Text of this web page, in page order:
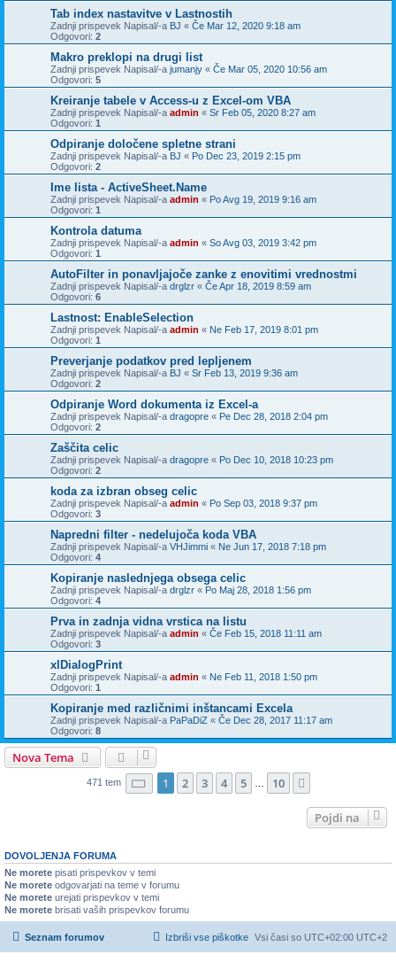
Tab index nastavitve v Lastnostih
Zadnji prispevek Napisal/-a BJ « Če Mar 12, 2020 9:18 am
Odgovori: 2
Makro preklopi na drugi list
Zadnji prispevek Napisal/-a jumanjy « Če Mar 05, 2020 10:56 am
Odgovori: 5
Kreiranje tabele v Access-u z Excel-om VBA
Zadnji prispevek Napisal/-a admin « Sr Feb 05, 2020 8:27 am
Odgovori: 1
Odpiranje določene spletne strani
Zadnji prispevek Napisal/-a BJ « Po Dec 23, 2019 2:15 pm
Odgovori: 2
Ime lista - ActiveSheet.Name
Zadnji prispevek Napisal/-a admin « Po Avg 19, 2019 9:16 am
Odgovori: 1
Kontrola datuma
Zadnji prispevek Napisal/-a admin « So Avg 03, 2019 3:42 pm
Odgovori: 1
AutoFilter in ponavljajoče zanke z enovitimi vrednostmi
Zadnji prispevek Napisal/-a drglzr « Če Apr 18, 2019 8:59 am
Odgovori: 6
Lastnost: EnableSelection
Zadnji prispevek Napisal/-a admin « Ne Feb 17, 2019 8:01 pm
Odgovori: 1
Preverjanje podatkov pred lepljenem
Zadnji prispevek Napisal/-a BJ « Sr Feb 13, 2019 9:36 am
Odgovori: 2
Odpiranje Word dokumenta iz Excel-a
Zadnji prispevek Napisal/-a dragopre « Pe Dec 28, 2018 2:04 pm
Odgovori: 2
Zaščita celic
Zadnji prispevek Napisal/-a dragopre « Po Dec 10, 2018 10:23 pm
Odgovori: 2
koda za izbran obseg celic
Zadnji prispevek Napisal/-a admin « Po Sep 03, 2018 9:37 pm
Odgovori: 3
Napredni filter - nedelujoča koda VBA
Zadnji prispevek Napisal/-a VHJimmi « Ne Jun 17, 2018 7:18 pm
Odgovori: 4
Kopiranje naslednjega obsega celic
Zadnji prispevek Napisal/-a drglzr « Po Maj 28, 2018 1:56 pm
Odgovori: 4
Prva in zadnja vidna vrstica na listu
Zadnji prispevek Napisal/-a admin « Če Feb 15, 2018 11:11 am
Odgovori: 3
xlDialogPrint
Zadnji prispevek Napisal/-a admin « Ne Feb 11, 2018 1:50 pm
Odgovori: 1
Kopiranje med različnimi inštancami Excela
Zadnji prispevek Napisal/-a PaPaDiZ « Če Dec 28, 2017 11:17 am
Odgovori: 8
Nova Tema
471 tem Stran 1od10
1 2 3 4 5 10
Pojdi na
DOVOLJENJA FORUMA
Ne morete pisati prispevkov v temi
Ne morete odgovarjati na teme v forumu
Ne morete urejati prispevkov v temi
Ne morete brisati vaših prispevkov forumu
Seznam forumov Vsi časi so UTC+02:00 UTC+2
Izbriši vse piškotke